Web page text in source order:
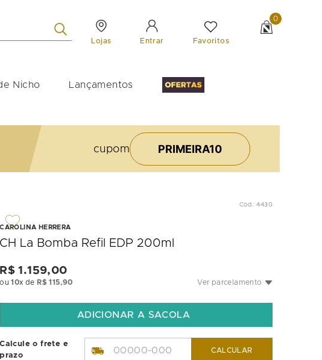
Lojas Entrar Favoritos
0
Nicho Lançamentos
cupom PRIMEIRA10
Cod. :4430
CAROLINA HERRERA
CH La Bomba Refil EDP 200ml
R$ 1 .159,00
ou10x de R$ 115,90 Ver parcelamento
Calcule o frete e
prazo
CALCULAR